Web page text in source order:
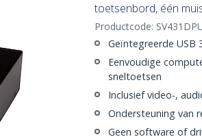
toetsenbord, één
Productcode:
Geïntegreerde USB
Eenvoudige
sneltoetsen
Inclusief video-,
Ondersteuning van
Geen software of